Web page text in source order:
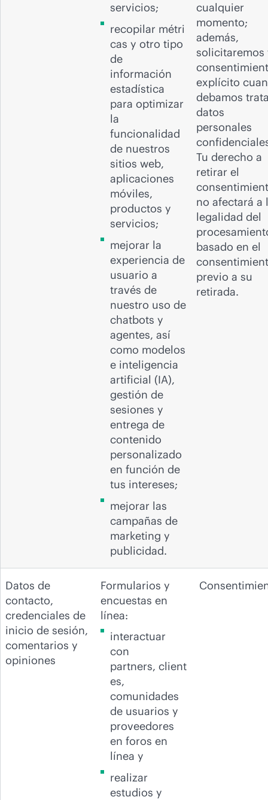
servicios;
recopilar métri
cas y otro tipo
de
información
estadística
para optimizar
la
funcionalidad
de nuestros
sitios web,
aplicaciones
móviles,
productos y
servicios;
mejorar la
experiencia de
usuario a
través de
nuestro uso de
chatbots y
agentes, así
como modelos
e inteligencia
artificial (IA),
gestión de
sesiones y
entrega de
contenido
personalizado
en función de
tus intereses;
mejorar las
campañas de
marketing y
publicidad.
cualquier
momento;
además,
solicitaremos
explícito
debamos
datos
personales
Tu derecho a
retirar el
no afectará a
legalidad del
basado en el
previo a su
retirada.
Datos de
contacto,
credenciales de
inicio de sesión,
comentarios y
opiniones
Formularios y
encuestas en
línea:
interactuar
con
partners, client
es,
comunidades
de usuarios y
proveedores
en foros en
línea y
realizar
estudios y